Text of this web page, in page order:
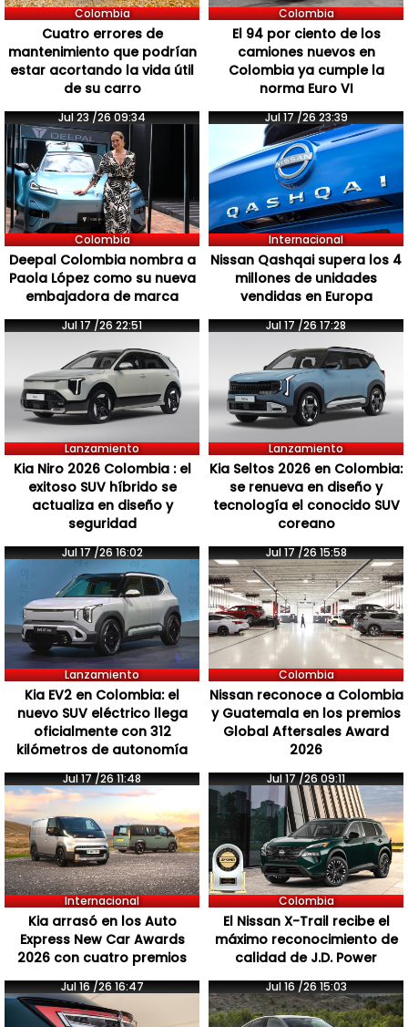
Colombia
Cuatro errores de
mantenimiento que podrían
estar acortando la vida útil
de su carro
Colombia
El 94 por ciento de los
camiones nuevos en
Colombia ya cumple la
norma Euro VI
Jul 23 /26 09:34
Colombia
Deepal Colombia nombra a
Paola López como su nueva
embajadora de marca
Jul 17 /26 23:39
Internacional
Nissan Qashqai supera los 4
millones de unidades
vendidas en Europa
Jul 17 /26 22:51
Lanzamiento
Kia Niro 2026 Colombia : el
exitoso SUV híbrido se
actualiza en diseño y
seguridad
Jul 17 /26 17:28
Lanzamiento
Kia Seltos 2026 en Colombia:
se renueva en diseño y
tecnología el conocido SUV
coreano
Jul 17 /26 16:02
Lanzamiento
Kia EV2 en Colombia: el
nuevo SUV eléctrico llega
oficialmente con 312
kilómetros de autonomía
Jul 17 /26 15:58
Colombia
Nissan reconoce a Colombia
y Guatemala en los premios
Global Aftersales Award
2026
Jul 17 /26 11:48
Internacional
Kia arrasó en los Auto
Express New Car Awards
2026 con cuatro premios
Jul 17 /26 09:11
Colombia
El Nissan X-Trail recibe el
máximo reconocimiento de
calidad de J.D. Power
Jul 16 /26 16:47 Jul 16 /26 15:03